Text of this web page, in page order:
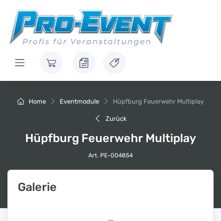
Home Eventmodule Hüpfburg Feuerwehr Multiplay
Zurück
Hüpfburg Feuerwehr Multiplay
Art. PE-004854
Galerie